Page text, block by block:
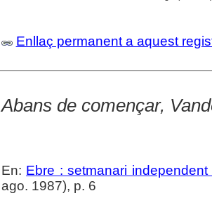
Enllaç permanent a aquest
Abans de començar,
En: Ebre : setmanari
ago. 1987), p. 6